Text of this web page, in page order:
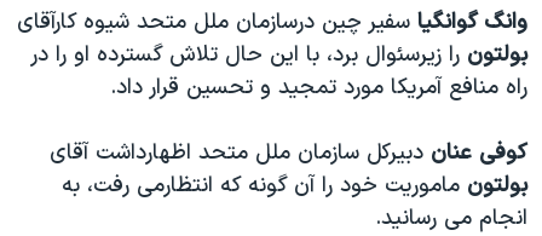
اعتراضات مردمی آبان ۹۸
اسرائیل در جنگ
همایش محافظه‌کاران آمریکا «سی‌پک»
صفحه‌های ویژه
وانگ گوانگيا سفير چين درسازمان ملل متحد شيوه کارآقای
بولتون را زيرسئوال برد، با اين حال تلاش گسترده او را در
راه منافع آمريکا مورد تمجيد و تحسين قرار داد.
کوفی عنان دبيرکل سازمان ملل متحد اظهارداشت آقای
بولتون ماموريت خود را آن گونه که انتظارمی رفت، به
انجام می رسانيد.